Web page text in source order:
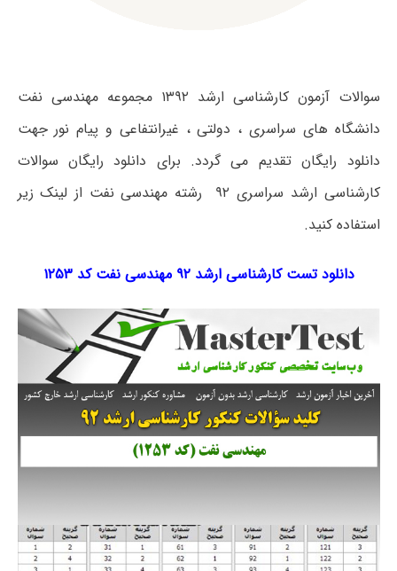
سوالات آزمون کارشناسی ارشد ۱۳۹۲ مجموعه مهندسی نفت
دانشگاه های سراسری ، دولتی ، غیرانتفاعی و پیام نور جهت
دانلود رایگان تقدیم می گردد. برای دانلود رایگان سوالات
کارشناسی ارشد سراسری ۹۲ رشته مهندسی نفت از لینک زیر
استفاده کنید.
دانلود تست کارشناسی ارشد ۹۲ مهندسی نفت کد ۱۲۵۳